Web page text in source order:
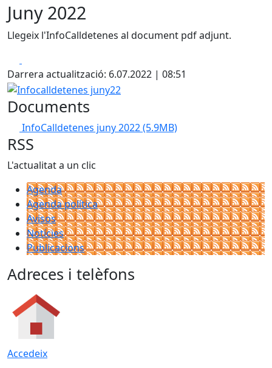
Juny 2022
Llegeix l'InfoCalldetenes al document pdf adjunt.
Darrera actualització: 6.07.2022 | 08:51
Infocalldetenes juny22
Documents
InfoCalldetenes juny 2022(5.9MB)
RSS
L'actualitat a un clic
Agenda
Agenda política
Avisos
Notícies
Publicacions
Adreces i telèfons
Accedeix